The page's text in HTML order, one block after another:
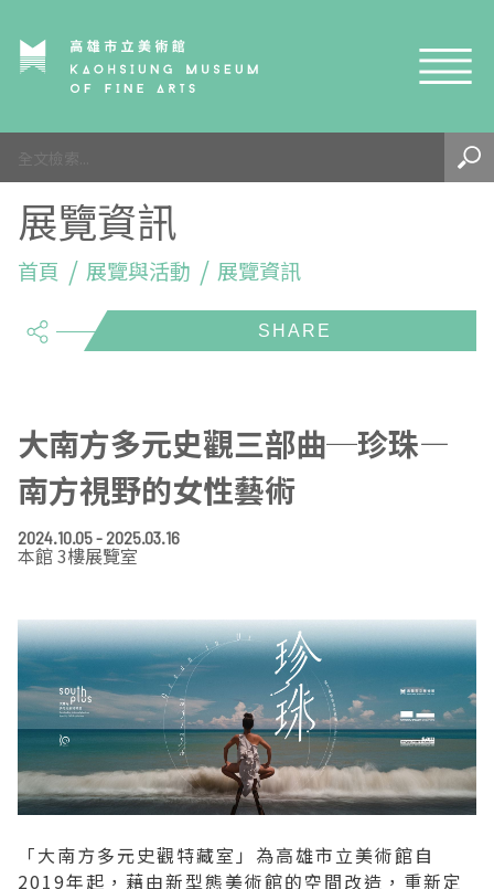
網站導覽
參觀資訊
參觀須知
開館時間
交通資訊
環境介紹
兒童美術館
藝術生態園區
高美館
兒童美術館
無障礙服務專區
藝術之旅
高美書屋
三秌茶屋
Pinkoi 電商平台
展覽與活動
展覽資訊
徵件辦法
典藏與研究
典藏查詢
精選典藏
典藏圖檔申請
研究資源
藝術認證 / 百夜默讀 / 高雄ART青
南島當代記憶工程
研究出版
系列出版
線上學習
藝術閱聽
雄雄藝見你│Podcast
時代之聲│Podcasts
視覺影像資料庫│影音紀錄
藝術認證│高美館館刊
百夜藝術默讀│典藏閱讀
南島當代記憶工程│資料庫
典藏3D手上Run
線上展覽
珍珠—南方視野的女性藝術
流於形式—梁任宏個展(1999-2024)
透景線：實境的疊隱與擴張
民・間
2022高雄獎
2021 TAKAO．台客．南方HUE：李俊賢
AR/VR體驗
來自大地的祝福— 2019-2020典藏捐贈展
感知棲所— 關鍵典藏2019-2020
南方作為相遇之所
感動兔 高美特展
感動虎 高美特展
相遇在南方 - 教/學包
美術資源教室-手作課程
藝術遊戲號
畫想想‧想畫畫
尋寶高雄 - 校園推廣教材
關於我們
高美館
關於高美館/年報
組織職掌
規劃傳承
高美館大事記
兒童美術館
高美之友
美術館會員
合作夥伴
EN
展覽資訊
首頁 展覽與活動 展覽資訊
share
大南方多元史觀三部曲─珍珠—
南方視野的女性藝術
2024.10.05 - 2025.03.16
本館 3樓展覽室
「大南方多元史觀特藏室」為高雄市立美術館自
2019年起，藉由新型態美術館的空間改造，重新定